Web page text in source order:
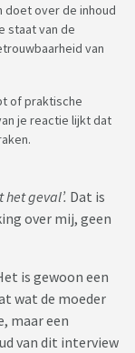
doet over de inhoud
staat van de
van
of praktische
je reactie lijkt dat
geval’. Dat is
over mij, geen
is gewoon een
wat de moeder
maar een
van dit interview